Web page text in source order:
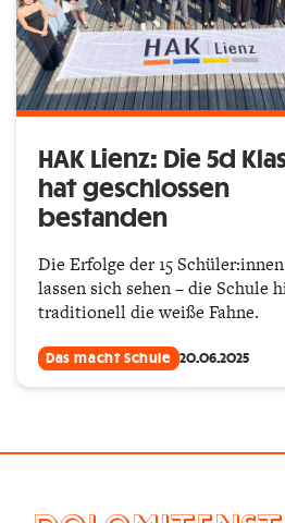
HAK Lienz: Die 5d
hat geschlossen
bestanden
Die Erfolge der 15 Schüler:innen
lassen sich sehen – die Schule
traditionell die weiße Fahne.
Das macht Schule 20.06.2025